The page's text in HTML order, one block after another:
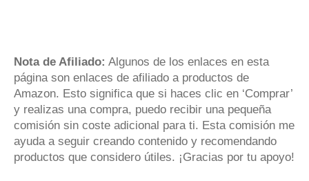
Nota de Afiliado: Algunos de los enlaces en esta
página son enlaces de afiliado a productos de
Amazon. Esto significa que si haces clic en ‘Comprar’
y realizas una compra, puedo recibir una pequeña
comisión sin coste adicional para ti. Esta comisión me
ayuda a seguir creando contenido y recomendando
productos que considero útiles. ¡Gracias por tu apoyo!